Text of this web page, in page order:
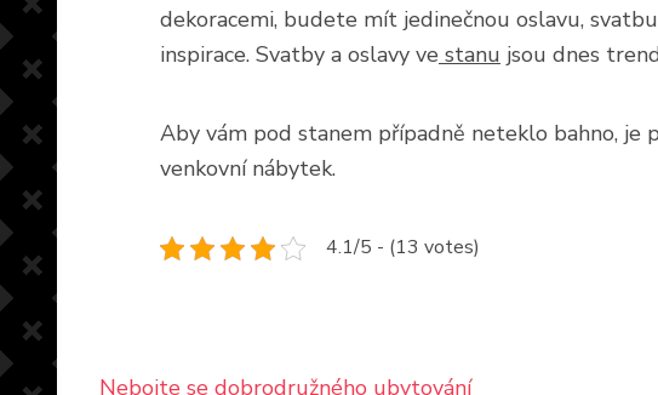
dekoracemi, budete mít jedinečnou oslavu,
inspirace. Svatby a oslavy ve stanu jsou dnes
Aby vám pod stanem případně neteklo bahno, je
venkovní nábytek.
4.1/5 - (13 votes)
Nebojte se dobrodružného ubytování